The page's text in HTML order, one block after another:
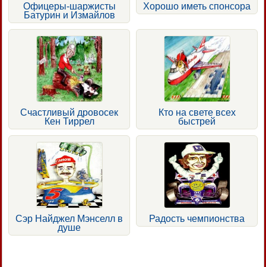
Офицеры-шаржисты
Батурин и Измайлов
Хорошо иметь спонсора
Счастливый дровосек
Кен Тиррел
Кто на свете всех
быстрей
Сэр Найджел Мэнселл в
душе
Радость чемпионства